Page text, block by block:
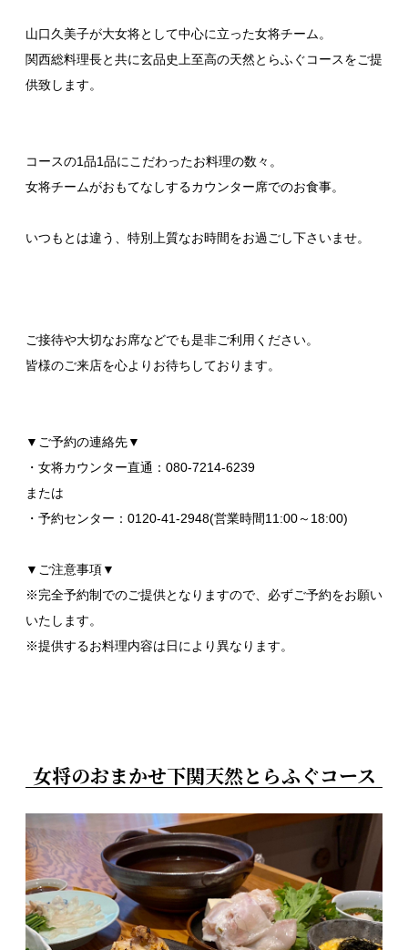
山口久美子が大女将として中心に立った女将チーム。
関西総料理長と共に玄品史上至高の天然とらふぐコースをご提
供致します。
コースの1品1品にこだわったお料理の数々。
女将チームがおもてなしするカウンター席でのお食事。
いつもとは違う、特別上質なお時間をお過ごし下さいませ。
ご接待や大切なお席などでも是非ご利用ください。
皆様のご来店を心よりお待ちしております。
▼ご予約の連絡先▼
・女将カウンター直通：080-7214-6239
または
・予約センター：0120-41-2948(営業時間11:00～18:00)
▼ご注意事項▼
※完全予約制でのご提供となりますので、必ずご予約をお願い
いたします。
※提供するお料理内容は日により異なります。
女将のおまかせ下関天然とらふぐコース